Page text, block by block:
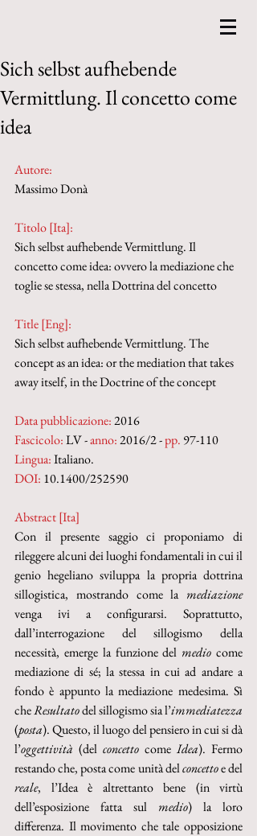
Sich selbst aufhebende
Vermittlung. Il concetto come
idea
Autore:
Massimo Donà
Titolo [Ita]:
Sich selbst aufhebende Vermittlung. Il
concetto come idea: ovvero la mediazione che
toglie se stessa, nella Dottrina del concetto
Title [Eng]:
Sich selbst aufhebende Vermittlung. The
concept as an idea: or the mediation that takes
away itself, in the Doctrine of the concept
Data pubblicazione: 2016
Fascicolo: LV - anno: 2016/2 - pp. 97-110
Lingua: Italiano.
DOI: 10.1400/252590
Abstract [Ita]
Con il presente saggio ci proponiamo di
rileggere alcuni dei luoghi fondamentali in cui il
genio hegeliano sviluppa la propria dottrina
sillogistica, mostrando come la mediazione
venga ivi a configurarsi. Soprattutto,
dall’interrogazione del sillogismo della
necessità, emerge la funzione del medio come
mediazione di sé; la stessa in cui ad andare a
fondo è appunto la mediazione medesima. Sì
che Resultato del sillogismo sia l’immediatezza
(posta). Questo, il luogo del pensiero in cui si dà
l’oggettività (del concetto come Idea). Fermo
restando che, posta come unità del concetto
reale, l’Idea è altrettanto bene (in virtù
dell’esposizione fatta sul medio) la loro
differenza. Il movimento che tale opposizione